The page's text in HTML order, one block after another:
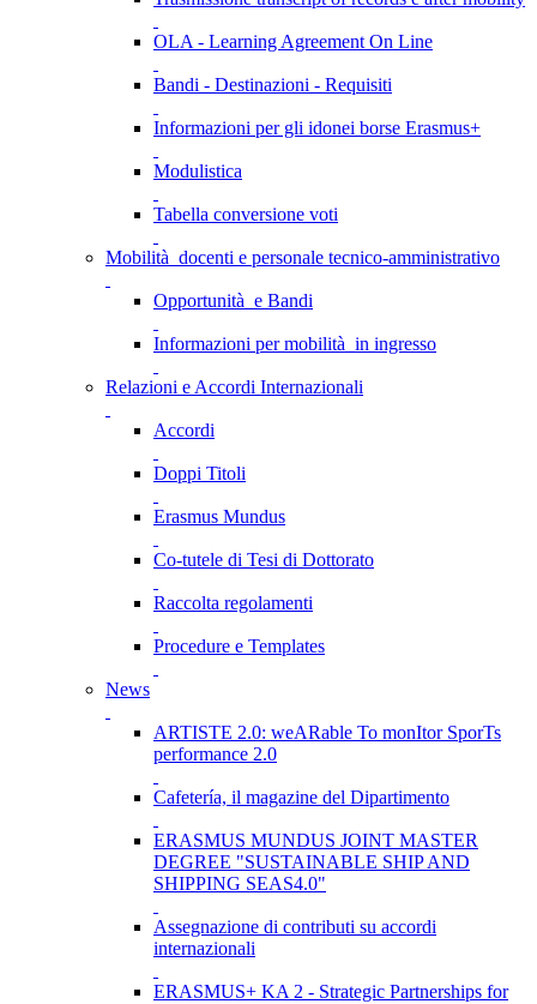
OLA - Learning Agreement On Line
Bandi - Destinazioni - Requisiti
Informazioni per gli idonei borse Erasmus+
Modulistica
Tabella conversione voti
Mobilità docenti e personale tecnico-amministrativo
Opportunità e Bandi
Informazioni per mobilità in ingresso
Relazioni e Accordi Internazionali
Accordi
Doppi Titoli
Erasmus Mundus
Co-tutele di Tesi di Dottorato
Raccolta regolamenti
Procedure e Templates
News
ARTISTE 2.0: weARable To monItor SporTs
performance 2.0
Cafetería, il magazine del Dipartimento
ERASMUS MUNDUS JOINT MASTER
DEGREE "SUSTAINABLE SHIP AND
SHIPPING SEAS4.0"
Assegnazione di contributi su accordi
internazionali
ERASMUS+ KA 2 - Strategic Partnerships for